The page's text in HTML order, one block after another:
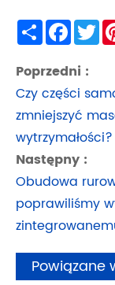
Share
Poprzedni :
Czy części
zmniejszyć
wytrzymałości?
Następny :
Obudowa
poprawiliśmy
Powiązane